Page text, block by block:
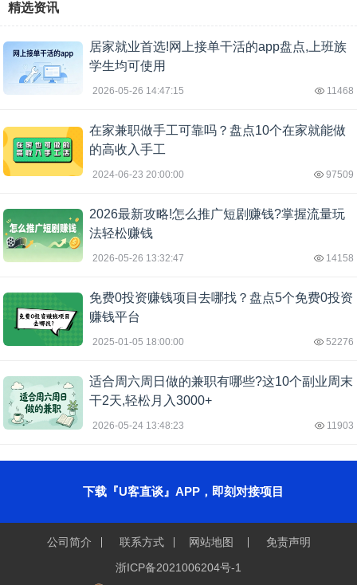
精选资讯
居家就业首选!网上接单干活的app盘点,上班族
学生均可使用
2026-05-26 14:47:15 11468
在家兼职做手工可靠吗？盘点10个在家就能做
的高收入手工
2024-06-23 20:00:00 97509
2026最新攻略!怎么推广短剧赚钱?掌握流量玩
法轻松赚钱
2026-05-26 13:32:47 14158
免费0投资赚钱项目去哪找？盘点5个免费0投资
赚钱平台
2025-01-05 18:00:00 52276
适合周六周日做的兼职有哪些?这10个副业周末
干2天,轻松月入3000+
2026-05-24 13:48:23 11903
下载『U客直谈』APP，即刻对接项目
公司简介 联系方式 网站地图
免责声明
浙ICP备2021006204号-1